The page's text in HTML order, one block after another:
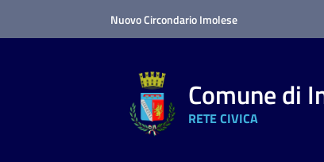
Nuovo Circondario Imolese
Comune di
RETE CIVICA